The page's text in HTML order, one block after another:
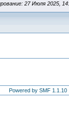
27 Июля 2025,
Powered by SMF 1.1.10